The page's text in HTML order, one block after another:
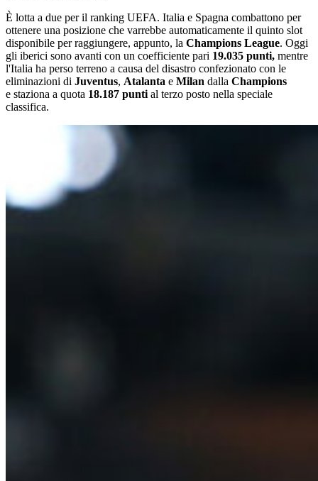
È lotta a due per il ranking UEFA. Italia e Spagna combattono per
ottenere una posizione che varrebbe automaticamente il quinto slot
disponibile per raggiungere, appunto, la Champions League. Oggi
gli iberici sono avanti con un coefficiente pari 19.035 punti, mentre
l'Italia ha perso terreno a causa del disastro confezionato con le
eliminazioni di Juventus, Atalanta e Milan dalla Champions
e staziona a quota 18.187 punti al terzo posto nella speciale
classifica.